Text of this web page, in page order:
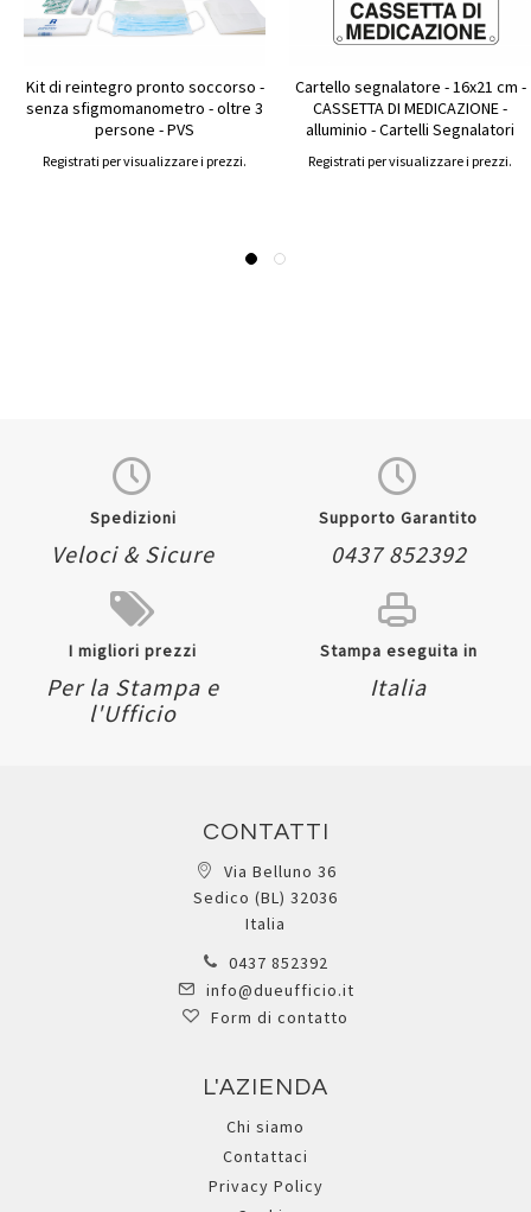
Kit di reintegro pronto soccorso -
senza sfigmomanometro - oltre 3
persone - PVS
Registrati per visualizzare i prezzi.
Cartello segnalatore - 16x21 cm -
CASSETTA DI MEDICAZIONE -
alluminio - Cartelli Segnalatori
Registrati per visualizzare i prezzi.
Spedizioni
Veloci & Sicure
Supporto Garantito
0437 852392
I migliori prezzi
Per la Stampa e
l'Ufficio
Stampa eseguita in
Italia
CONTATTI
Via Belluno 36
Sedico (BL) 32036
Italia
0437 852392
info@dueufficio.it
Form di contatto
L'AZIENDA
Chi siamo
Contattaci
Privacy Policy